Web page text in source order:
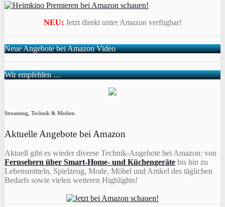
NEU: Jetzt direkt unter Amazon verfügbar!
Neue Angebote bei Amazon Video
Wir empfehlen …
Streaming, Technik & Medien
Aktuelle Angebote bei Amazon
Aktuell gibt es wieder diverse Technik-Angebote bei Amazon: von
Fernsehern über Smart-Home- und Küchengeräte bis hin zu
Lebensmitteln, Spielzeug, Mode, Möbel und Artikel des täglichen
Bedarfs sowie vielen weiteren Highlights!